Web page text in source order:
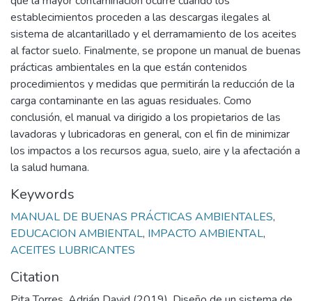
establecimientos proceden a las descargas ilegales al
sistema de alcantarillado y el derramamiento de los aceites
al factor suelo. Finalmente, se propone un manual de buenas
prácticas ambientales en la que están contenidos
procedimientos y medidas que permitirán la reducción de la
carga contaminante en las aguas residuales. Como
conclusión, el manual va dirigido a los propietarios de las
lavadoras y lubricadoras en general, con el fin de minimizar
los impactos a los recursos agua, suelo, aire y la afectación a
la salud humana.
Keywords
MANUAL DE BUENAS PRÁCTICAS AMBIENTALES,
EDUCACION AMBIENTAL, IMPACTO AMBIENTAL,
ACEITES LUBRICANTES
Citation